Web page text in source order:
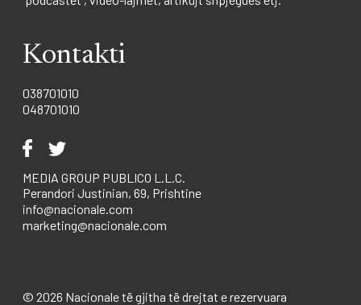
Kontakti
038701010
048701010
MEDIA GROUP PUBLICO L.L.C.
Perandori Justinian, 69, Prishtine
info@nacionale.com
marketing@nacionale.com
© 2026 Nacionale të gjitha të drejtat e rezervuara